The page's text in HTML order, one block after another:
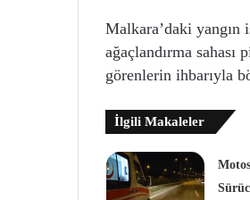
Malkara’daki yangın
ağaçlandırma
görenlerin ihbarıyla
İlgili Makaleler